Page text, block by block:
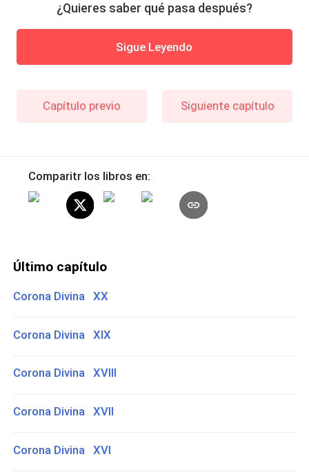
¿Quieres saber qué pasa después?
Sigue Leyendo
Capítulo previo Siguiente capítulo
Comparitr los libros en:
Último capítulo
Corona Divina XX
Corona Divina XIX
Corona Divina XVIII
Corona Divina XVII
Corona Divina XVI